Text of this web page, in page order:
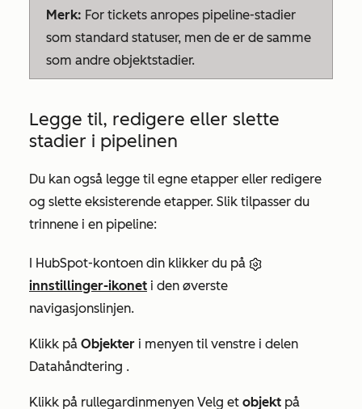
Merk: For tickets anropes pipeline-stadier
som standard statuser, men de er de samme
som andre objektstadier.
Legge til, redigere eller slette
stadier i pipelinen
Du kan også legge til egne etapper eller redigere
og slette eksisterende etapper. Slik tilpasser du
trinnene i en pipeline:
I HubSpot-kontoen din klikker du på
innstillinger-ikonet i den øverste
navigasjonslinjen.
Klikk på Objekter i menyen til venstre i delen
Datahåndtering .
Klikk på rullegardinmenyen Velg et objekt på